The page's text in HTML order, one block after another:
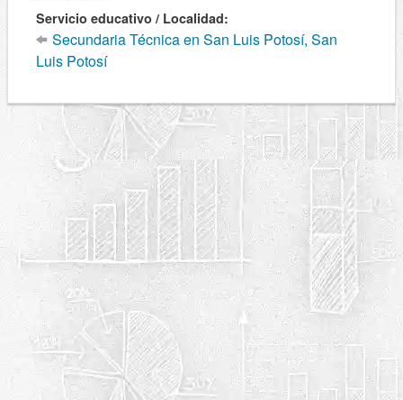
Servicio educativo / Localidad:
Secundaria Técnica en San Luis Potosí, San
Luis Potosí